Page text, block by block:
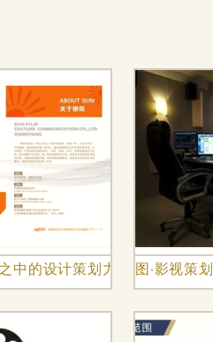
中的设计策划力量 图·影视策